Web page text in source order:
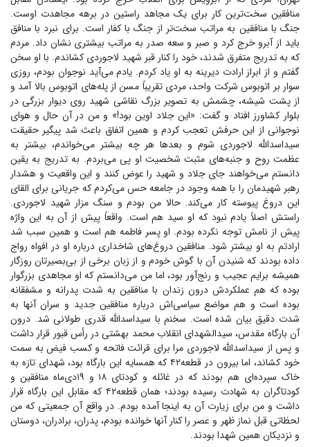
منافقین سخت‌ترین کار برای یک مجاهد راستین در برهه مجاهدت اوست.
جنگ با منافقین به مراتب سخت‌تر از جنگ با کفار است. برای نبرد با منافق
باید از آبرو خرج کرد و صبر و سعه صدر به مراتب بیشتری نشان داد. مردم
که به تدریج متفرق شدند، خود را کنار قبر شهید لاجوردی کشاندم. با او سخن
گفتم و از ابراز ارادت دیرینه به او یاد کردم. یادم می‌آید نوجوان بودم، روزی
سوار بر اتوبوس شرکت واحد، مردی تقریباً مسن از پله‌های اتوبوس بالا آمد و
از پشت شیشه، چشمش به تصویر بزرگ نقاشی شهید روی دیوار بزرگی در
بلوار کشاورز افتاد و گفت: «این جلاد اوین بود!» و من در آن حال و هوای
نوجوانی از این حرفش تعجب کردم و همین اتفاق باعث شد پیگیر حقیقت
سیداسدالله لاجوردی شوم و بعد‌ها هر چه بیشتر می‌خواندم، بیشتر به
عظمت روح و جنبه‌های مثبت شخصیت او پی می‌بردم. به تدریج به یقین
دانستم می‌خواهند جای جلاد و شهید را عوض کنند و این واقعیت و هشدار
رهبر شهیدمان را با همه وجود در جامعه حس می‌کردم که جریانی برای القای
این دروغ پیوسته کار می‌کند. حالا من بودم و سنگ مزار شهید لاجوردی.
راستش اصلاً یادم نبود که او سید هم است. واقعاً پیش از آن به این واژه
پیش از نامش توجه نکرده بودم. او پسر فاطمه هم است و همین سبب شد
ارادتم به او بیشتر شود. منافقین دروغ‌های شاخداری درباره او در افواه رواج
داده بودند که شنیدن آن با گوش خودم و از زبان برخی از بی‌بصیرتان روزگار
همیشه برایم عجیب و رنج‌آور بود، اما من می‌دانستم که او مجاهدی بزرگوار
بوده که هم عملکردش درون زندان با منافقین به شدت پدرانه و مشفقانه
بوده است و هم مواضع سیاسی‌اش درباره منافقین جدید و سران آنها به
شدت دقیق بیان شده است. سخنم با سیداسدالله قدری طولانی شد. درون
آن بارگاه مقدس، سیدالشهدای انقلاب محمد بهشتی در رأس قبور قرار داشت
و پس از سیداسدالله لاجوردی مرا برای قرائت فاتحه و کسب فیض به سمت
خود کشاند، اما بیرون در قطعه۴۲ که همسایه این بارگاه بود، شهدای تازه به
خاک سپرده‌ای هم بودند که در غائله و کودتای ۱۸ و ۱۹دی‌ماه منافقین و
کودتاگران به شهادت رسیده بودند؛ همان قطعه۴۲ که مقابل این بارگاه قرار
داشت و من برای زیارت آن به اینجا آمده بودم. در واقع آن جمعیتی که من
لحظاتی قبل نماز ظهر و عصر را کنار آنها خوانده بودم، پدران، برادران، دوستان
و نزدیکان همین شهدا بودند.